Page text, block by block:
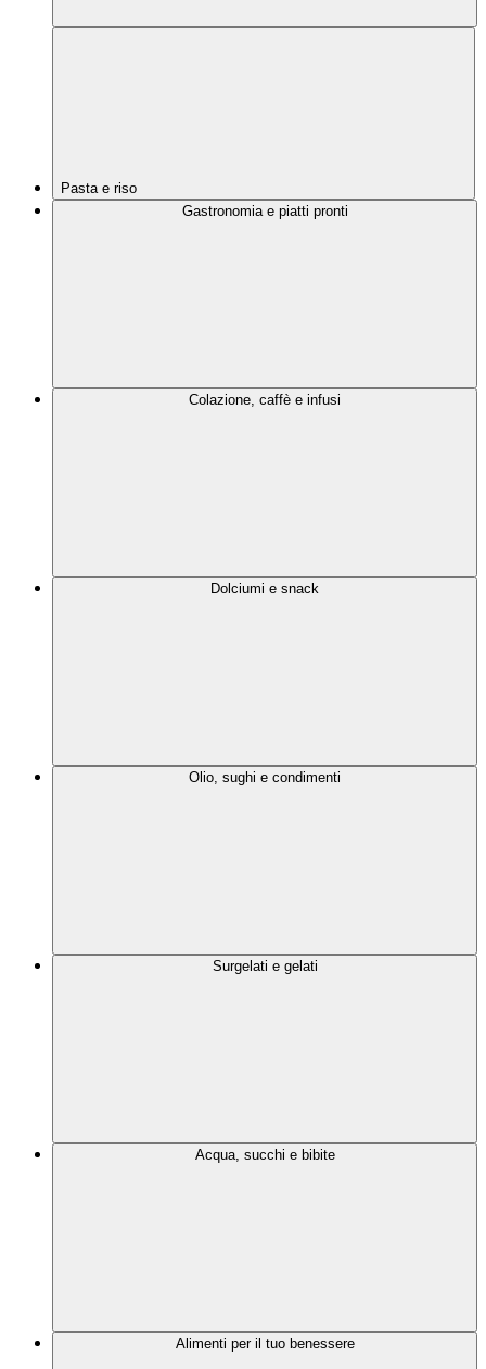
Pasta e riso
Gastronomia e piatti pronti
Colazione, caffè e infusi
Dolciumi e snack
Olio, sughi e condimenti
Surgelati e gelati
Acqua, succhi e bibite
Alimenti per il tuo benessere